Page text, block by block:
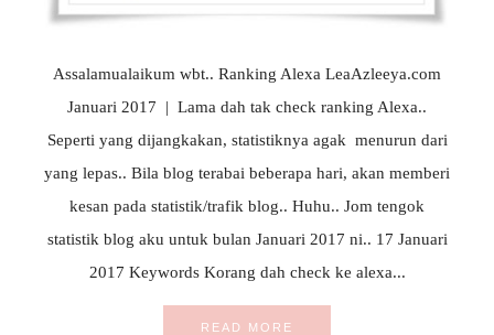
Assalamualaikum wbt.. Ranking Alexa LeaAzleeya.com
Januari 2017 | Lama dah tak check ranking Alexa..
Seperti yang dijangkakan, statistiknya agak menurun dari
yang lepas.. Bila blog terabai beberapa hari, akan memberi
kesan pada statistik/trafik blog.. Huhu.. Jom tengok
statistik blog aku untuk bulan Januari 2017 ni.. 17 Januari
2017 Keywords Korang dah check ke alexa...
READ MORE